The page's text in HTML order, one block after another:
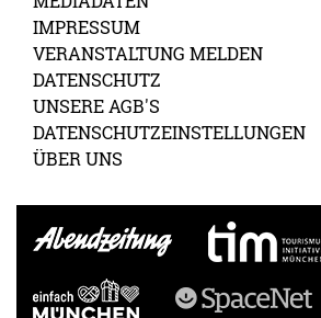
IMPRESSUM
VERANSTALTUNG MELDEN
DATENSCHUTZ
UNSERE AGB'S
DATENSCHUTZEINSTELLUNGEN
ÜBER UNS